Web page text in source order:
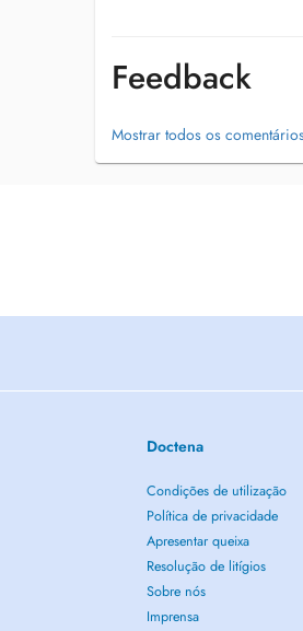
Feedback
Mostrar todos os
Doctena
Condições de utilização
Política de privacidade
Apresentar queixa
Resolução de litígios
Sobre nós
Imprensa